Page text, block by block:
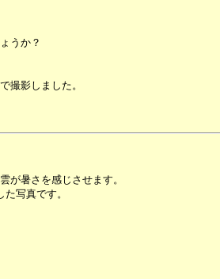
うか？
撮影しました。
が暑さを感じさせます。
写真です。